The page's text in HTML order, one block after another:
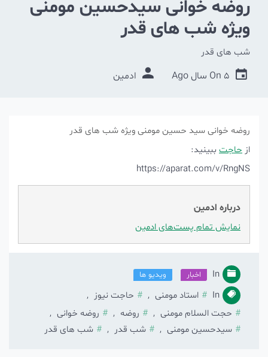
روضه خوانی سیدحسین مومنی
ویژه شب های قدر
شب های قدر
On 5 سال Ago ادمین
روضه خوانی سید حسین مومنی ویژه شب های قدر
از حاجت ببینید:
https://aparat.com/v/RngNS
درباره ادمین
نمایش تمام پست‌های ادمین
In اخبار ویدیو ها
In استاد مومنی , حاجت نیوز ,
حجت السلام مومنی , روضه , روضه خوانی ,
سیدحسین مومنی , شب قدر , شب های قدر